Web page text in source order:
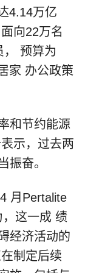
4.14万亿
向22万名
， 预算为
家 办公政策
和节约能源
示，过去两
振奋。
月Pertalite
这一成 绩
经济活动的
制定后续